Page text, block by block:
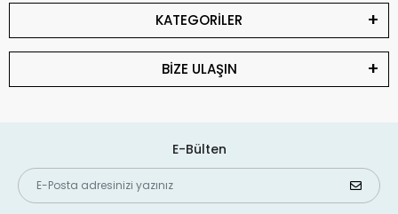
KATEGORİLER
BİZE ULAŞIN
E-Bülten